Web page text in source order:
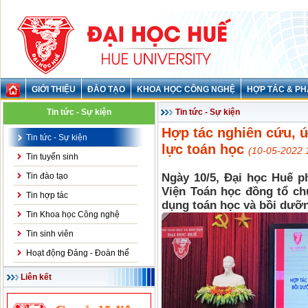
GIỚI THIỆU ĐÀO TẠO KHOA HỌC CÔNG NGHỆ HỢP TÁC &
Tin tức - Sự kiện
Tin tức - Sự kiện
Tin tuyển sinh
Tin đào tạo
Tin hợp tác
Tin Khoa học Công nghệ
Tin sinh viên
Hoạt động Đảng - Đoàn thể
Liên kết
Tin tức - Sự kiện
Hợp tác nghiên cứu,
lực toán học (10-05-2022
Ngày 10/5, Đại học Huế
Viện Toán học đồng tổ
dụng toán học và bồi